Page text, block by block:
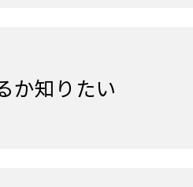
か知りたい